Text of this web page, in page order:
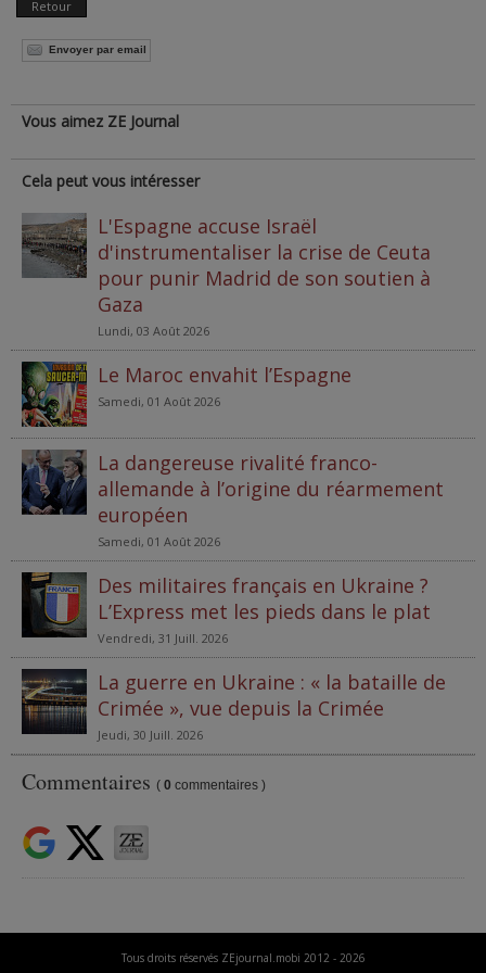
Retour
Envoyer par email
Vous aimez ZE Journal
Cela peut vous intéresser
L'Espagne accuse Israël
d'instrumentaliser la crise de Ceuta
pour punir Madrid de son soutien à
Gaza
Lundi, 03 Août 2026
Le Maroc envahit l’Espagne
Samedi, 01 Août 2026
La dangereuse rivalité franco-
allemande à l’origine du réarmement
européen
Samedi, 01 Août 2026
Des militaires français en Ukraine ?
L’Express met les pieds dans le plat
Vendredi, 31 Juill. 2026
La guerre en Ukraine : « la bataille de
Crimée », vue depuis la Crimée
Jeudi, 30 Juill. 2026
Commentaires ( 0 commentaires )
Tous droits réservés ZEjournal.mobi 2012 - 2026